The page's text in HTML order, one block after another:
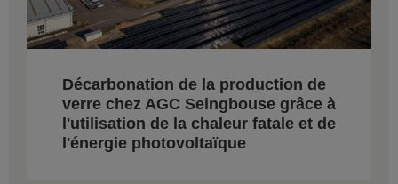
Décarbonation de la production de
verre chez AGC Seingbouse grâce à
l'utilisation de la chaleur fatale et de
l'énergie photovoltaïque